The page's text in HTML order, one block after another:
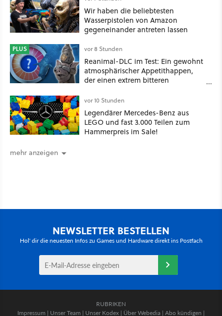
Wir haben die beliebtesten
Wasserpistolen von Amazon
gegeneinander antreten lassen
PLUS vor 8 Stunden
Reanimal-DLC im Test: Ein gewohnt
atmosphärischer Appetithappen,
der einen extrem bitteren
vor 10 Stunden
Legendärer Mercedes-Benz aus
LEGO und fast 3.000 Teilen zum
Hammerpreis im Sale!
mehr anzeigen
NEWSLETTER BESTELLEN
Hol' dir die neuesten Infos zu Games und Hardware direkt ins Postfach
RUBRIKEN
Impressum | Unser Team | Unser Kodex | Über Webedia | Abo kündigen |